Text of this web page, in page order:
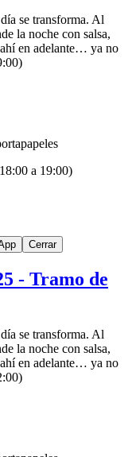
se transforma. Al
la noche con salsa,
en adelante… ya no
a 19:00)
Cerrar
- Tramo de
se transforma. Al
la noche con salsa,
en adelante… ya no